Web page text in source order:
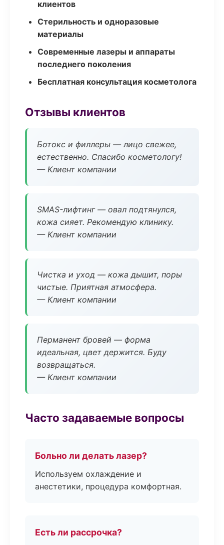
клиентов
Стерильность и одноразовые
материалы
Современные лазеры и аппараты
последнего поколения
Бесплатная консультация косметолога
Отзывы клиентов
Ботокс и филлеры — лицо свежее,
естественно. Спасибо косметологу!
— Клиент компании
SMAS-лифтинг — овал подтянулся,
кожа сияет. Рекомендую клинику.
— Клиент компании
Чистка и уход — кожа дышит, поры
чистые. Приятная атмосфера.
— Клиент компании
Перманент бровей — форма
идеальная, цвет держится. Буду
возвращаться.
— Клиент компании
Часто задаваемые вопросы
Больно ли делать лазер?
Используем охлаждение и
анестетики, процедура комфортная.
Есть ли рассрочка?